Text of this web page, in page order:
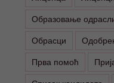
Образовање
Обрасци
Прва помоћ